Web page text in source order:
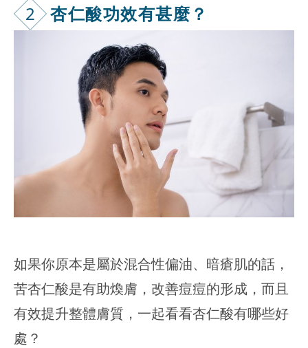
2 杏仁酸功效有甚麼？
如果你原本是屬於混合性偏油、暗瘡肌的話，
苦杏仁酸是有助煥膚，改善痘痘的形成，而且
有效提升整體膚質，一起看看杏仁酸有哪些好
處？